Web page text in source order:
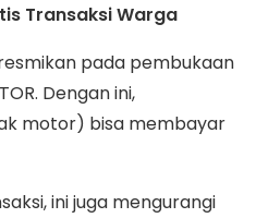
Transaksi Warga
pada pembukaan
Dengan ini,
motor) bisa membayar
ini juga mengurangi